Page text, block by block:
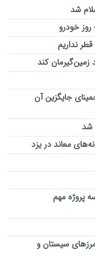
شد
خودرو
نداریم
زمین‌گیرمان کند
جایگزین آن
معاند در یزد
پروژه مهم
تجارت ۲۴ ساعته در مرزهای سیستان و